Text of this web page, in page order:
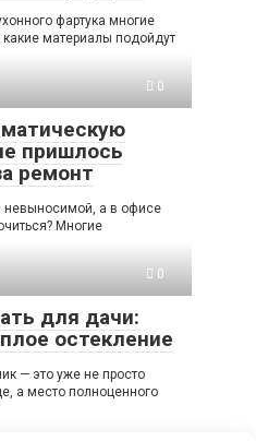
фартука многие
материалы подойдут
0
пришлось
ремонт
невыносимой, а в офисе
Многие
0
для дачи:
остекление
— это уже не просто
а место полноценного